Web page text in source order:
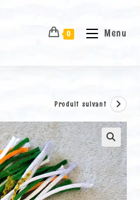
0 Menu
Produit suivant